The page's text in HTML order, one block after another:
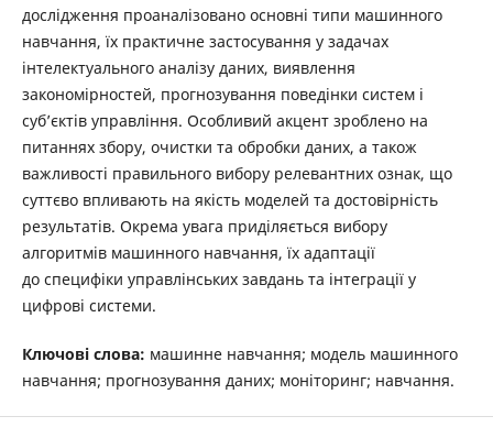
дослідження проаналізовано основні типи машинного
навчання, їх практичне застосування у задачах
інтелектуального аналізу даних, виявлення
закономірностей, прогнозування поведінки систем і
суб’єктів управління. Особливий акцент зроблено на
питаннях збору, очистки та обробки даних, а також
важливості правильного вибору релевантних ознак, що
суттєво впливають на якість моделей та достовірність
результатів. Окрема увага приділяється вибору
алгоритмів машинного навчання, їх адаптації
до специфіки управлінських завдань та інтеграції у
цифрові системи.
Ключові слова: машинне навчання; модель машинного
навчання; прогнозування даних; моніторинг; навчання.